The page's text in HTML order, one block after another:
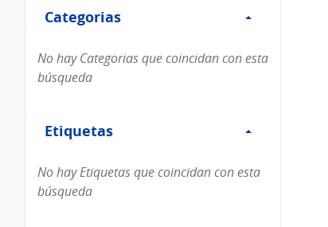
Categorias
Categorias
No hay Categorias que coincidan con esta
búsqueda
Etiquetas
Etiquetas
No hay Etiquetas que coincidan con esta
búsqueda